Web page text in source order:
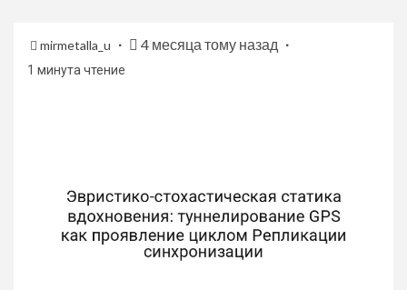
mirmetalla_u 4 месяца тому назад
1 минута чтение